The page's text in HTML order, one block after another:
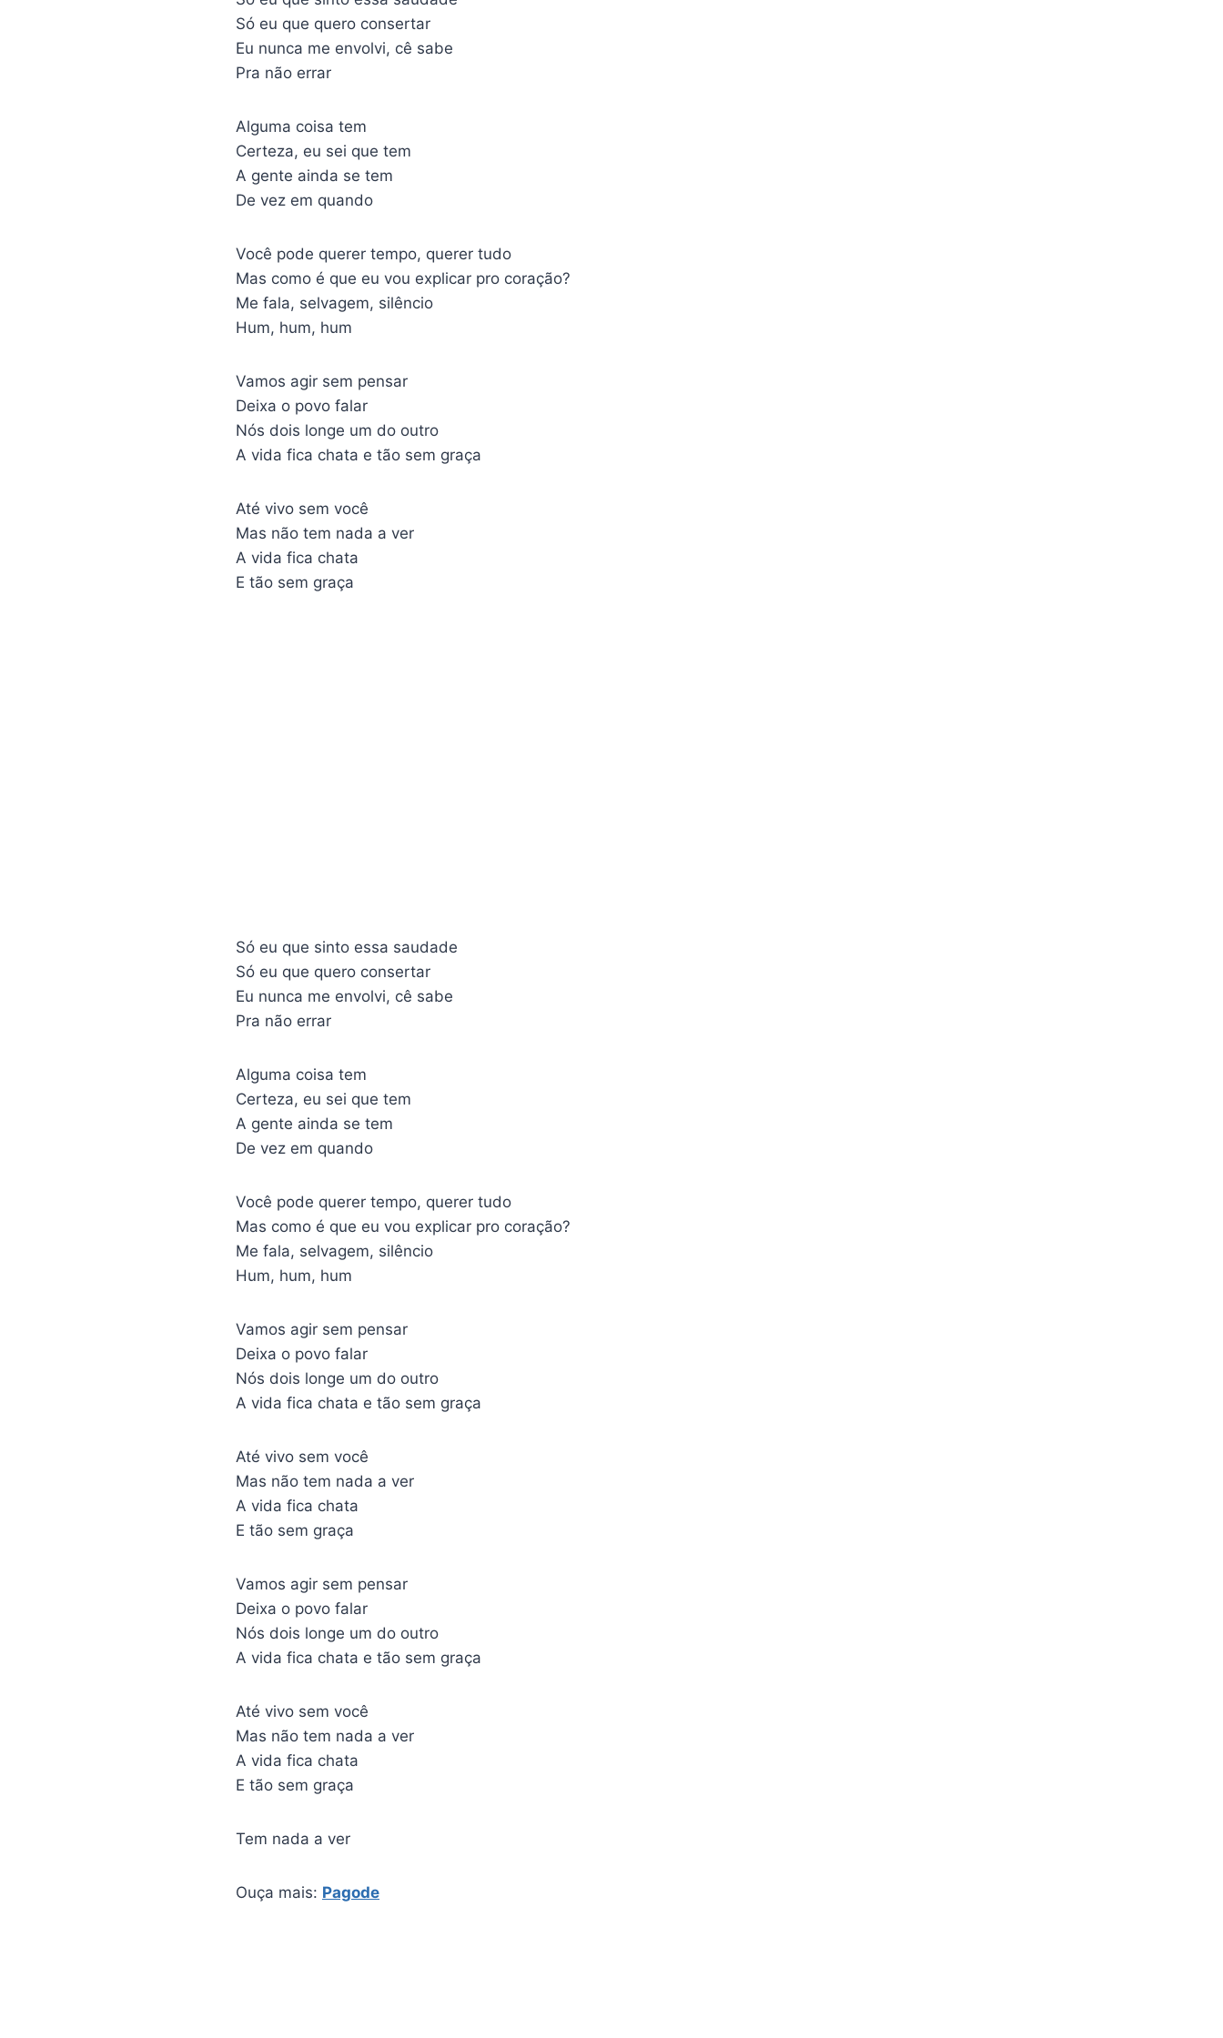
Só eu que quero consertar
Eu nunca me envolvi, cê sabe
Pra não errar
Alguma coisa tem
Certeza, eu sei que tem
A gente ainda se tem
De vez em quando
Você pode querer tempo, querer tudo
Mas como é que eu vou explicar pro coração?
Me fala, selvagem, silêncio
Hum, hum, hum
Vamos agir sem pensar
Deixa o povo falar
Nós dois longe um do outro
A vida fica chata e tão sem graça
Até vivo sem você
Mas não tem nada a ver
A vida fica chata
E tão sem graça
Só eu que sinto essa saudade
Só eu que quero consertar
Eu nunca me envolvi, cê sabe
Pra não errar
Alguma coisa tem
Certeza, eu sei que tem
A gente ainda se tem
De vez em quando
Você pode querer tempo, querer tudo
Mas como é que eu vou explicar pro coração?
Me fala, selvagem, silêncio
Hum, hum, hum
Vamos agir sem pensar
Deixa o povo falar
Nós dois longe um do outro
A vida fica chata e tão sem graça
Até vivo sem você
Mas não tem nada a ver
A vida fica chata
E tão sem graça
Vamos agir sem pensar
Deixa o povo falar
Nós dois longe um do outro
A vida fica chata e tão sem graça
Até vivo sem você
Mas não tem nada a ver
A vida fica chata
E tão sem graça
Tem nada a ver
Ouça mais: Pagode